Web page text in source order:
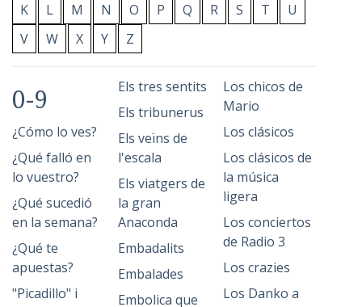
K
L M N O P Q R S T
U
V
W X Y Z
0-9
¿Cómo lo ves?
¿Qué falló en
lo vuestro?
¿Qué sucedió
en la semana?
¿Qué te
apuestas?
"Picadillo" i
Els tres sentits
Els tribunerus
Els veïns de
l'escala
Els viatgers de
la gran
Anaconda
Embadalits
Embalades
Embolica que
Los chicos de
Mario
Los clásicos
Los clásicos de
la música
ligera
Los conciertos
de Radio 3
Los crazies
Los Danko a